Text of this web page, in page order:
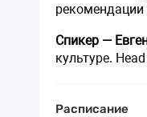
рекомендации
Спикер —
культуре.
Расписание